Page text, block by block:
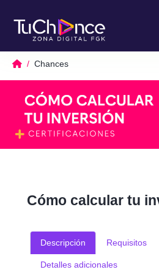
Chances
Cómo calcular tu
Descripción Requisitos
Detalles adicionales